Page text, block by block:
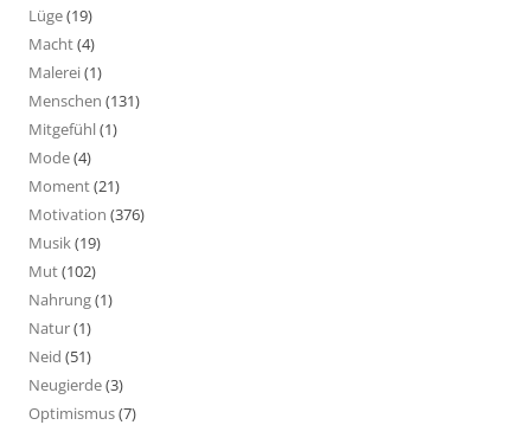
Lüge(19)
Macht(4)
Malerei(1)
Menschen (131)
Mitgefühl(1)
Mode(4)
Moment(21)
Motivation (376)
Musik(19)
Mut(102)
Nahrung(1)
Natur(1)
Neid (51)
Neugierde(3)
Optimismus(7)